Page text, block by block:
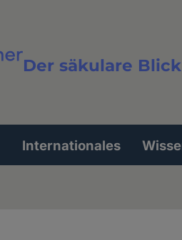
Der säkulare
Volltextsuche
Internationales